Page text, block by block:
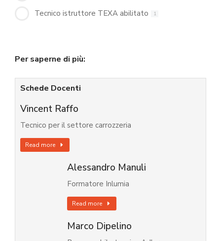
Tecnico istruttore TEXA abilitato 1
Per saperne di più:
Schede Docenti
Vincent Raffo
Tecnico per il settore carrozzeria
Read more
Alessandro Manuli
Formatore Inlumia
Read more
Marco Dipelino